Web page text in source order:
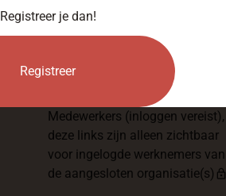
Registreer je dan!
Registreer
Medewerkers (inloggen vereist),
deze links zijn alleen zichtbaar
voor ingelogde werknemers van
de aangesloten organisatie(s)